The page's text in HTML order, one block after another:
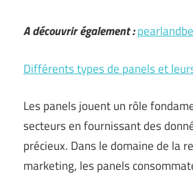
A découvrir également :
Différents types de panels et
Les panels jouent un rôle
secteurs en fournissant des
précieux. Dans le domaine de la
marketing, les panels